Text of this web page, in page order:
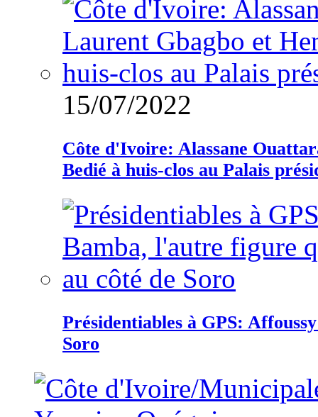
15/07/2022
Côte d'Ivoire: Alassane
Bedié à huis-clos au Palais
Présidentiables à GPS:
Soro